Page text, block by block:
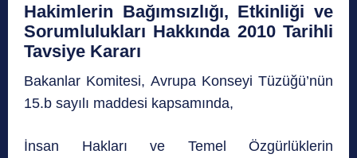
Hakimlerin Bağımsızlığı, Etkinliği ve
Sorumlulukları Hakkında 2010 Tarihli
Tavsiye Kararı
Bakanlar Komitesi, Avrupa Konseyi Tüzüğü’nün
15.b sayılı maddesi kapsamında,
İnsan Hakları ve Temel Özgürlüklerin